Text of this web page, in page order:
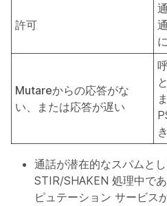
許可
Mutareからの応答がな
い、または応答が遅い
通話が潜在的なスパムと
STIR/SHAKEN 処理中で
ピュテーション サービス